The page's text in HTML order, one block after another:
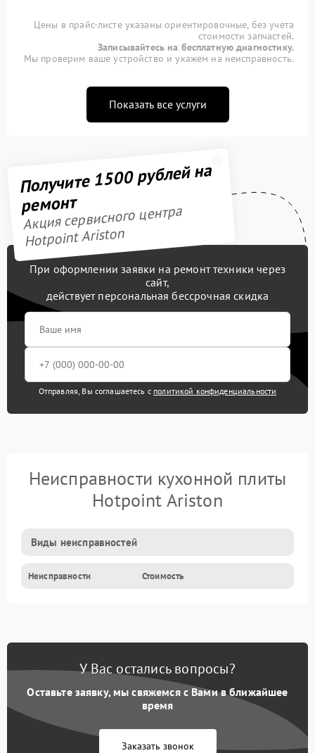
Цены в прайс-листе указаны ориентировочные, без учета
стоимости запчастей.
Записывайтесь на бесплатную диагностику.
Мы проверим ваше устройство и укажем на неисправность.
Показать все услуги
Получите 1500 рублей на
ремонт
Акция сервисного центра
Hotpoint Ariston
При оформлении заявки на ремонт техники через
сайт,
действует персональная бессрочная скидка
Отправляя, Вы соглашаетесь с политикой конфиденциальности
Неисправности кухонной плиты
Hotpoint Ariston
Виды неисправностей
Неисправности Стоимость
У Вас остались вопросы?
Оставьте заявку, мы свяжемся с Вами в ближайшее
время
Заказать звонок